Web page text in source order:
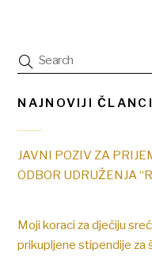
NAJNOVIJI ČLANCI
JAVNI POZIV ZA
ODBOR UDRUŽENJA
Moji koraci za dječiju
prikupljene stipendije za